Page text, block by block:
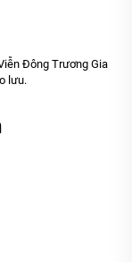
Đông Trương Gia
lưu.